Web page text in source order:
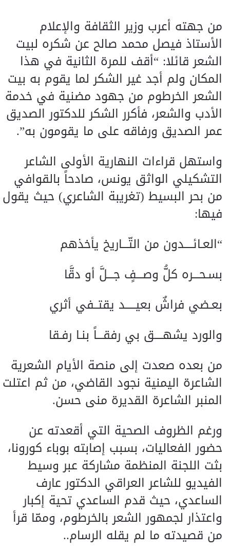
من جهته أعرب وزير الثقافة والإعلام
الأستاذ فيصل محمد صالح عن شكره لبيت
الشعر قائلا: “أقف للمرة الثانية في هذا
المكان ولم أجد غير الشكر لما يقوم به بيت
الشعر الخرطوم من جهود مضنية في خدمة
الأدب والشعر، فأكرر الشكر للدكتور الصديق
عمر الصديق ورفاقه على ما يقومون به”.
واستهل قراءات النهارية الأولى الشاعر
التشكيلي الواثق يونس، صادحاً بالقوافي
من بحر البسيط (تغريبة الشاعري) حيث يقول
فيها:
“العـائــــدون من التّـــاريخ يأخذهم
بسـحـــره كلُّ وصـــفٍ جـــلَّ أو دقَّا
بعـضي فراشٌ بعيـــــد يقتــفي أثري
والورد يشهــــق بي رفقـــاً بنـا رفـقا
من بعده صعدت إلى منصة الأيام الشعرية
الشاعرة اليمنية نجود القاضي، من ثم اعتلت
المنبر الشاعرة القديرة منى حسن.
ورغم الظروف الصحية التي أقعدته عن
حضور الفعاليات، بسبب إصابته بوباء كورونا،
بثت اللجنة المنظمة مشاركة عبر وسيط
الفيديو للشاعر العراقي الدكتور عارف
الساعدي، حيث قدم الساعدي تحية إكبار
واعتذار لجمهور الشعر بالخرطوم، وممّا قرأ
من قصيدته ما لم يقله الرسام..